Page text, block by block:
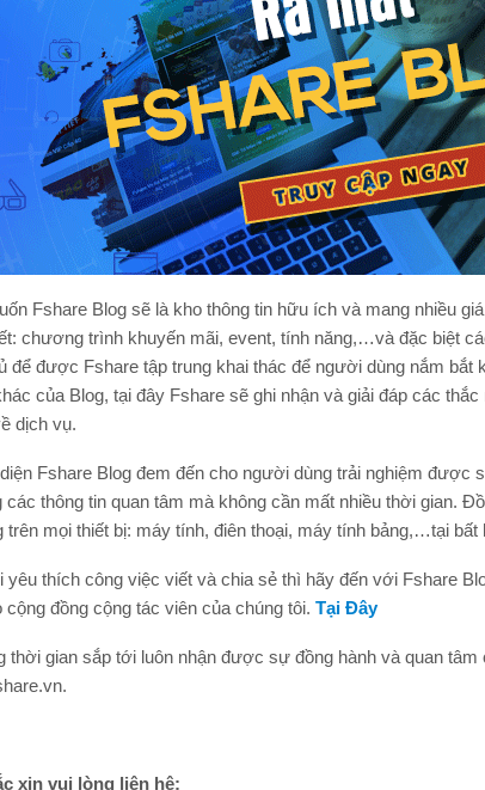
Fshare Blog sẽ là kho thông tin hữu ích và mang nhiều
chương trình khuyến mãi, event, tính năng,…và đặc biệt
để được Fshare tập trung khai thác để người dùng nắm
của Blog, tại đây Fshare sẽ ghi nhận và giải đáp các
dịch vụ.
Fshare Blog đem đến cho người dùng trải nghiệm được
các thông tin quan tâm mà không cần mất nhiều thời gian.
trên mọi thiết bị: máy tính, điên thoại, máy tính bảng,…tại bất
yêu thích công việc viết và chia sẻ thì hãy đến với Fshare
cộng đồng cộng tác viên của chúng tôi. Tại Đây
thời gian sắp tới luôn nhận được sự đồng hành và quan
xin vui lòng liên hệ: